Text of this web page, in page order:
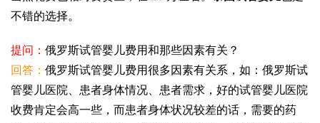
不错的选择。
提问： 俄罗斯试管婴儿费用和那些因素有关？
回答： 俄罗斯试管婴儿费用很多因素有关系，如：俄罗斯试
管婴儿医院、患者身体情况、患者需求，好的试管婴儿医院
收费肯定会高一些，而患者身体状况较差的话，需要的药